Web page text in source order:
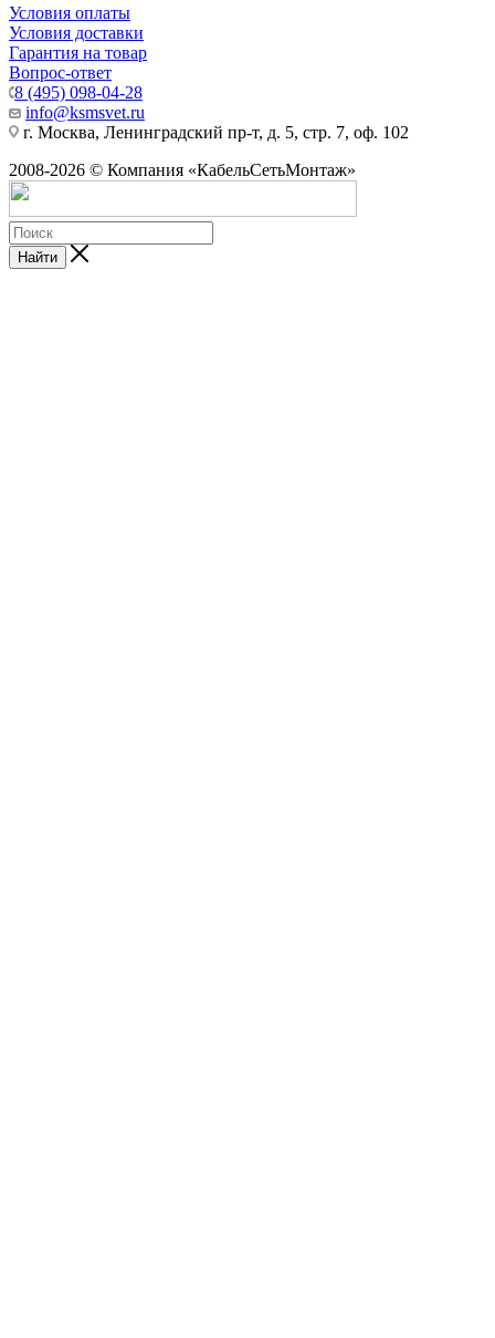
Условия оплаты
Условия доставки
Гарантия на товар
Вопрос-ответ
8 (495) 098-04-28
info@ksmsvet.ru
г. Москва, Ленинградский пр-т, д. 5, стр. 7, оф. 102
2008-2026 © Компания «КабельСетьМонтаж»
Найти